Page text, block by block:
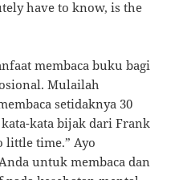
have to know, is the
membaca buku bagi
Mulailah
setidaknya 30
kata bijak dari Frank
little time.” Ayo
untuk membaca dan